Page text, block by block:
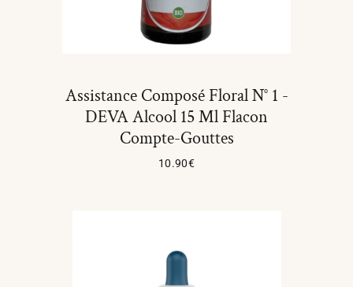
Assistance Composé Floral N° 1 -
DEVA Alcool 15 Ml Flacon
Compte-Gouttes
10.90€